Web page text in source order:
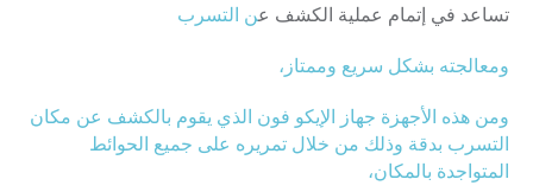
تساعد في إتمام عملية الكشف عن التسرب
ومعالجته بشكل سريع وممتاز،
ومن هذه الأجهزة جهاز الإيكو فون الذي يقوم بالكشف عن مكان
التسرب بدقة وذلك من خلال تمريره على جميع الحوائط
المتواجدة بالمكان،